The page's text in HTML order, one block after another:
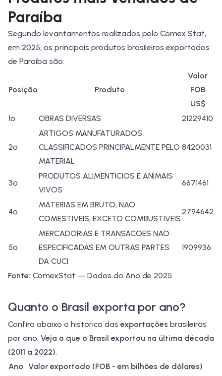
Paraíba
Segundo levantamentos realizados pelo Comex Stat,
em 2025, os principais produtos brasileiros exportados
de Paraíba são:
Posição Produto
Valor
FOB
US$
1º
OBRAS DIVERSAS 21229410
2º
ARTIGOS MANUFATURADOS,
CLASSIFICADOS PRINCIPALMENTE PELO
MATERIAL
8420031
3º
PRODUTOS ALIMENTICIOS E ANIMAIS
VIVOS
6671461
4º
MATERIAS EM BRUTO, NAO
COMESTIVEIS, EXCETO COMBUSTIVEIS
2794642
5º
MERCADORIAS E TRANSACOES NAO
ESPECIFICADAS EM OUTRAS PARTES
DA CUCI
1909936
Fonte: ComexStat — Dados do Ano de 2025.
Quanto o Brasil exporta por ano?
Confira abaixo o histórico das exportações brasileiras
por ano. Veja o que o Brasil exportou na última década
(2011 a 2022).
Ano Valor exportado (FOB - em bilhões de dólares)